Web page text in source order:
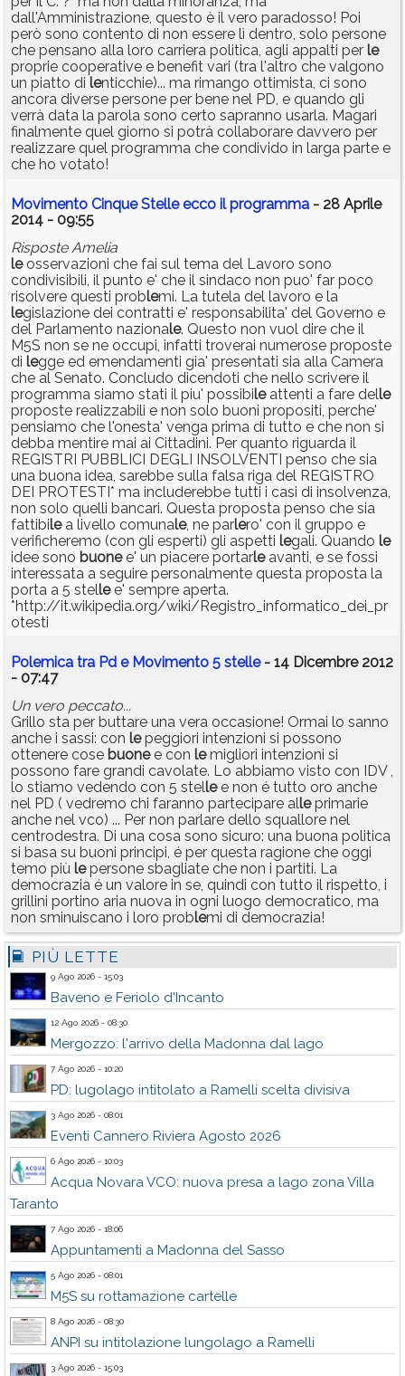
dall'Amministrazione, questo è il vero paradosso! Poi
però sono contento di non essere lì dentro, solo persone
che pensano alla loro carriera politica, agli appalti per le
proprie cooperative e benefit vari (tra l'altro che valgono
un piatto di lenticchie)... ma rimango ottimista, ci sono
ancora diverse persone per bene nel PD, e quando gli
verrà data la parola sono certo sapranno usarla. Magari
finalmente quel giorno si potrà collaborare davvero per
realizzare quel programma che condivido in larga parte e
che ho votato!
Movimento Cinque Stelle ecco il programma - 28 Aprile
2014 - 09:55
Risposte Amelia
leosservazioni che fai sul tema del Lavoro sono
condivisibili, il punto e' che il sindaco non puo' far poco
risolvere questi problemi. La tutela del lavoro e la
legislazione dei contratti e' responsabilita' del Governo e
del Parlamento nazionale. Questo non vuol dire che il
M5S non se ne occupi, infatti troverai numerose proposte
di legge ed emendamenti gia' presentati sia alla Camera
che al Senato. Concludo dicendoti che nello scrivere il
programma siamo stati il piu' possibileattenti a fare delle
proposte realizzabili e non solo buoni propositi, perche'
pensiamo che l'onesta' venga prima di tutto e che non si
debba mentire mai ai Cittadini. Per quanto riguarda il
REGISTRI PUBBLICI DEGLI INSOLVENTI penso che sia
una buona idea, sarebbe sulla falsa riga del REGISTRO
DEI PROTESTI* ma includerebbe tutti i casi di insolvenza,
non solo quelli bancari. Questa proposta penso che sia
fattibilea livello comunale, ne parlero' con il gruppo e
verificheremo (con gli esperti) gli aspetti legali. Quando le
idee sono buonee' un piacere portarleavanti, e se fossi
interessata a seguire personalmente questa proposta la
porta a 5 stellee' sempre aperta.
*http://it.wikipedia.org/wiki/Registro_informatico_dei_pr
otesti
Polemica tra Pd e Movimento 5 stelle- 14 Dicembre 2012
- 07:47
Un vero peccato...
Grillo sta per buttare una vera occasione! Ormai lo sanno
anche i sassi: con lepeggiori intenzioni si possono
ottenere cose buonee con lemigliori intenzioni si
possono fare grandi cavolate. Lo abbiamo visto con IDV ,
lo stiamo vedendo con 5 stellee non é tutto oro anche
nel PD ( vedremo chi faranno partecipare alleprimarie
anche nel vco) ... Per non parlare dello squallore nel
centrodestra. Di una cosa sono sicuro: una buona politica
si basa su buoni principi, é per questa ragione che oggi
temo più lepersone sbagliate che non i partiti. La
democrazia é un valore in se, quindi con tutto il rispetto, i
grillini portino aria nuova in ogni luogo democratico, ma
non sminuiscano i loro problemi di democrazia!
PIÙ LETTE
9 Ago 2026 - 15:03
Baveno e Feriolo d'Incanto
12 Ago 2026 - 08:30
Mergozzo: l'arrivo della Madonna dal lago
7 Ago 2026 - 10:20
PD: lugolago intitolato a Ramelli scelta divisiva
3 Ago 2026 - 08:01
Eventi Cannero Riviera Agosto 2026
6 Ago 2026 - 10:03
Acqua Novara VCO: nuova presa a lago zona Villa
Taranto
7 Ago 2026 - 18:06
Appuntamenti a Madonna del Sasso
5 Ago 2026 - 08:01
M5S su rottamazione cartelle
8 Ago 2026 - 08:30
ANPI su intitolazione lungolago a Ramelli
3 Ago 2026 - 15:03